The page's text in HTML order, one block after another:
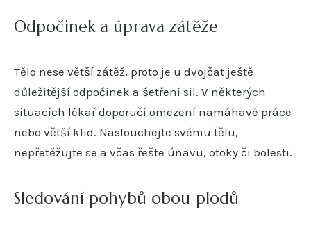
Odpočinek a úprava zátěže
Tělo nese větší zátěž, proto je u dvojčat ještě
důležitější odpočinek a šetření sil. V některých
situacích lékař doporučí omezení namáhavé práce
nebo větší klid. Naslouchejte svému tělu,
nepřetěžujte se a včas řešte únavu, otoky či bolesti.
Sledování pohybů obou plodů